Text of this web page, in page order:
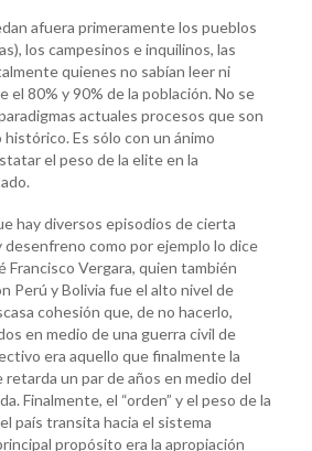
afuera primeramente los pueblos
los campesinos e inquilinos, las
quienes no sabían leer ni
el 80% y 90% de la población. No se
actuales procesos que son
Es sólo con un ánimo
el peso de la elite en la
hay diversos episodios de cierta
desenfreno como por ejemplo lo dice
Francisco Vergara, quien también
Perú y Bolivia fue el alto nivel de
cohesión que, de no hacerlo,
en medio de una guerra civil de
era aquello que finalmente la
retarda un par de años en medio del
Finalmente, el “orden” y el peso de la
país transita hacia el sistema
propósito era la apropiación